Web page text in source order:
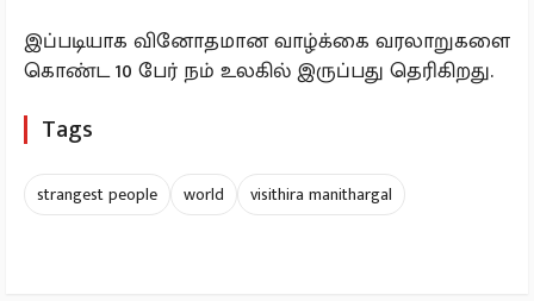
இப்படியாக வினோதமான வாழ்க்கை வரலாறுகளை
கொண்ட 10 பேர் நம் உலகில் இருப்பது தெரிகிறது.
Tags
strangest people world visithira manithargal